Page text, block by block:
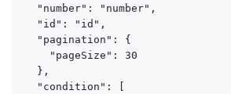
  "number": "number",
  "id": "id",
  "pagination": {
    "pageSize": 30
  },
  "condition": [